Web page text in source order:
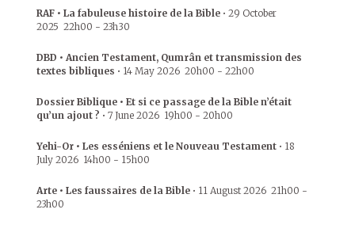
RAF • La fabuleuse histoire de la Bible • 29 October
2025 22h00 - 23h30
DBD • Ancien Testament, Qumrân et transmission des
textes bibliques • 14 May 2026 20h00 - 22h00
Dossier Biblique • Et si ce passage de la Bible n’était
qu’un ajout ? • 7 June 2026 19h00 - 20h00
Yehi-Or • Les esséniens et le Nouveau Testament • 18
July 2026 14h00 - 15h00
Arte • Les faussaires de la Bible • 11 August 2026 21h00 -
23h00